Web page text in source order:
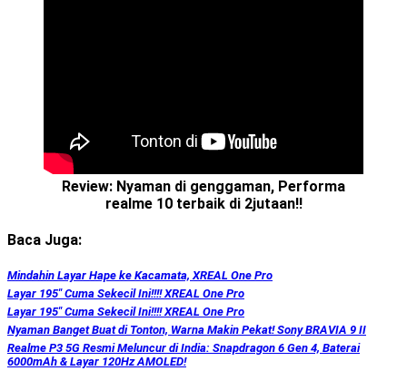
Review: Nyaman di genggaman, Performa
realme 10 terbaik di 2jutaan‼️
Baca Juga:
Mindahin Layar Hape ke Kacamata, XREAL One Pro
Layar 195″ Cuma Sekecil Ini!!!! XREAL One Pro
Layar 195″ Cuma Sekecil Ini!!!! XREAL One Pro
Nyaman Banget Buat di Tonton, Warna Makin Pekat! Sony BRAVIA 9 II
Realme P3 5G Resmi Meluncur di India: Snapdragon 6 Gen 4, Baterai
6000mAh & Layar 120Hz AMOLED!